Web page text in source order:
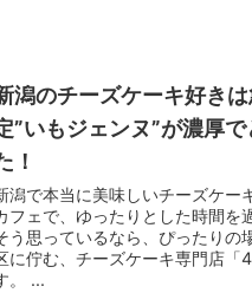
潟のチーズケーキ好き
”いもジェンヌ”が濃厚
！
潟で本当に美味しいチーズケー
フェで、ゆったりとした時間を
う思っているなら、ぴったりの
に佇む、チーズケーキ専門店「
。 ...